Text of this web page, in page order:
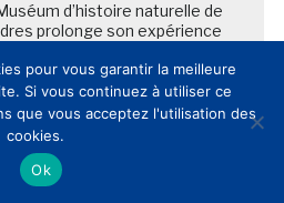
d’histoire naturelle de
prolonge son expérience
majeurs dans ce
le 11 décembre 2025
CLIC – Amcsti : «
et médiation en
pour vous garantir la meilleure
Si vous continuez à utiliser ce
que vous acceptez l'utilisation des
cookies.
Ok